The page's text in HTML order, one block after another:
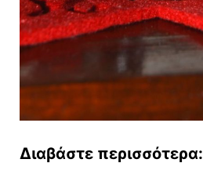
Διαβάστε περισσότερα: